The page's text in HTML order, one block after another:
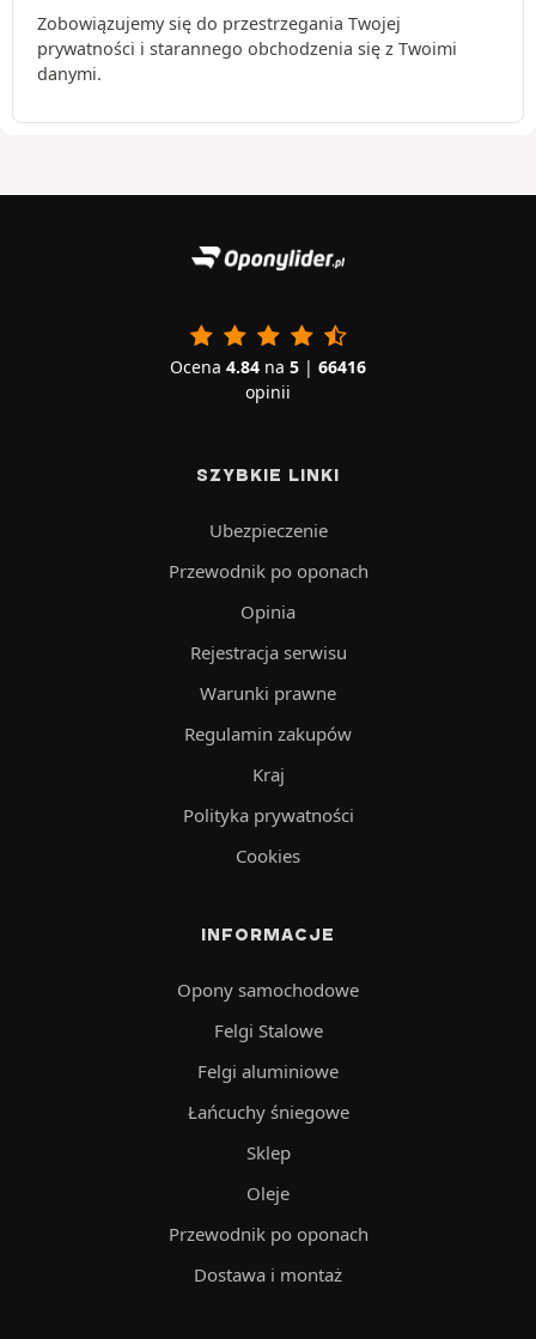
Zobowiązujemy się do przestrzegania Twojej
prywatności i starannego obchodzenia się z Twoimi
danymi.
Ocena 4.84 na 5 | 66416
opinii
SZYBKIE LINKI
Ubezpieczenie
Przewodnik po oponach
Opinia
Rejestracja serwisu
Warunki prawne
Regulamin zakupów
Kraj
Polityka prywatności
Cookies
INFORMACJE
Opony samochodowe
Felgi Stalowe
Felgi aluminiowe
Łańcuchy śniegowe
Sklep
Oleje
Przewodnik po oponach
Dostawa i montaż